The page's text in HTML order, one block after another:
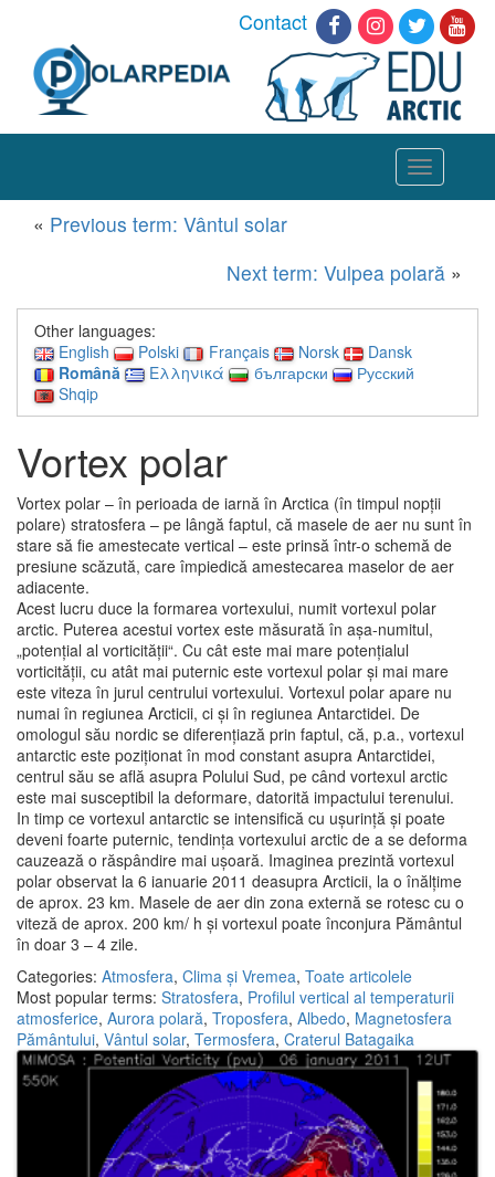
Contact
Toggle
navigation
« Previous term: Vântul solar
Next term: Vulpea polară »
Other languages:
English
Polski Français Norsk
Dansk
Română
Ελληνικά български
Русский
Shqip
Vortex polar
Vortex polar – în perioada de iarnă în Arctica (în timpul nopții
polare) stratosfera – pe lângă faptul, că masele de aer nu sunt în
stare să fie amestecate vertical – este prinsă într-o schemă de
presiune scăzută, care împiedică amestecarea maselor de aer
adiacente.
Acest lucru duce la formarea vortexului, numit vortexul polar
arctic. Puterea acestui vortex este măsurată în așa-numitul,
„potențial al vorticității“. Cu cât este mai mare potențialul
vorticității, cu atât mai puternic este vortexul polar și mai mare
este viteza în jurul centrului vortexului. Vortexul polar apare nu
numai în regiunea Arcticii, ci și în regiunea Antarctidei. De
omologul său nordic se diferențiază prin faptul, că, p.a., vortexul
antarctic este poziționat în mod constant asupra Antarctidei,
centrul său se află asupra Polului Sud, pe când vortexul arctic
este mai susceptibil la deformare, datorită impactului terenului.
In timp ce vortexul antarctic se intensifică cu ușurință și poate
deveni foarte puternic, tendința vortexului arctic de a se deforma
cauzează o răspândire mai ușoară. Imaginea prezintă vortexul
polar observat la 6 ianuarie 2011 deasupra Arcticii, la o înălțime
de aprox. 23 km. Masele de aer din zona externă se rotesc cu o
viteză de aprox. 200 km/ h și vortexul poate înconjura Pământul
în doar 3 – 4 zile.
Categories: Atmosfera, Clima și Vremea, Toate articolele
Most popular terms: Stratosfera, Profilul vertical al temperaturii
atmosferice, Aurora polară, Troposfera, Albedo, Magnetosfera
Pământului, Vântul solar, Termosfera, Craterul Batagaika